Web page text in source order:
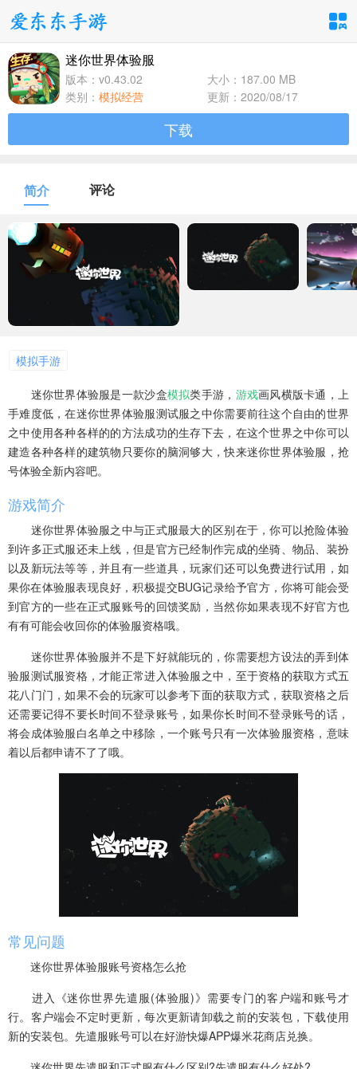
手游分类
卡牌回合
1百+款手游
1百+款手游
体育竞速
1百+款手游
1百+款手游
模拟经营
1百+款手游
音乐舞蹈
1百+款手游
儿童教育
1百+款手游
迷你世界体验服
版本：v0.43.02
大小：187.00 MB
类别： 模拟经营 更新：2020/08/17
下载
简介 评论
模拟手游
迷你世界体验服是一款沙盒模拟类手游， 游戏画风横版卡通，上
手难度低，在迷你世界体验服测试服之中你需要前往这个自由的世界
之中使用各种各样的的方法成功的生存下去，在这个世界之中你可以
建造各种各样的建筑物只要你的脑洞够大，快来迷你世界体验服，抢
号体验全新内容吧。
游戏简介
迷你世界体验服之中与正式服最大的区别在于，你可以抢险体验
到许多正式服还未上线，但是官方已经制作完成的坐骑、物品、装扮
以及新玩法等等，并且有一些道具，玩家们还可以免费进行试用，如
果你在体验服表现良好，积极提交BUG记录给予官方，你将可能会受
到官方的一些在正式服账号的回馈奖励，当然你如果表现不好官方也
有有可能会收回你的体验服资格哦。
迷你世界体验服并不是下好就能玩的，你需要想方设法的弄到体
验服测试服资格，才能正常进入体验服之中，至于资格的获取方式五
花八门门，如果不会的玩家可以参考下面的获取方式，获取资格之后
还需要记得不要长时间不登录账号，如果你长时间不登录账号的话，
将会成体验服白名单之中移除，一个账号只有一次体验服资格，意味
着以后都申请不了了哦。
常见问题
迷你世界体验服账号资格怎么抢
进入《迷你世界先遣服(体验服)》需要专门的客户端和账号才
行。客户端会不定时更新，每次更新请卸载之前的安装包，下载使用
新的安装包。先遣服账号可以在好游快爆APP爆米花商店兑换。